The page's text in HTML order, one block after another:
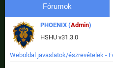
Fórumok
PHOENIX (Admin)
HSHU v31.3.0
Weboldal javaslatok/észrevételek -